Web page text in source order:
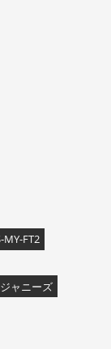
MY-FT2
ジャニーズ